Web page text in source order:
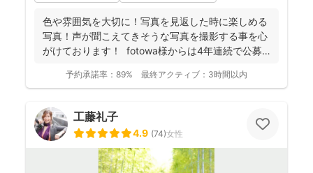
色や雰囲気を大切に！写真を見返した時に楽しめる
写真！声が聞こえてきそうな写真を撮影する事を心
がけております！ fotowa様からは4年連続で公募
予約承諾率： 89% 最終アクティブ： 3時間以内
工藤礼子
4.9 (74)女性